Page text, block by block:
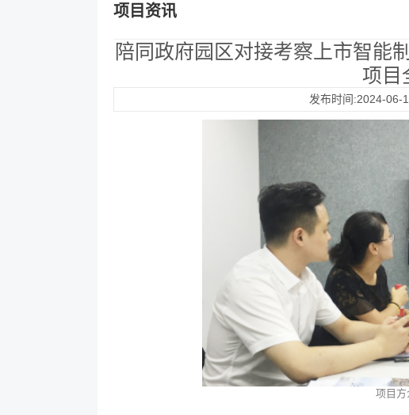
项目资讯
陪同政府园区对接考察上市智能
项目
发布时间:2024-06-
项目方